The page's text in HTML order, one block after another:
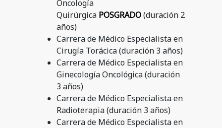
Oncología
Quirúrgica POSGRADO(duración 2
años)
Carrera de Médico Especialista en
Cirugía Torácica (duración 3 años)
Carrera de Médico Especialista en
Ginecología Oncológica (duración
3 años)
Carrera de Médico Especialista en
Radioterapia (duración 3 años)
Carrera de Médico Especialista en